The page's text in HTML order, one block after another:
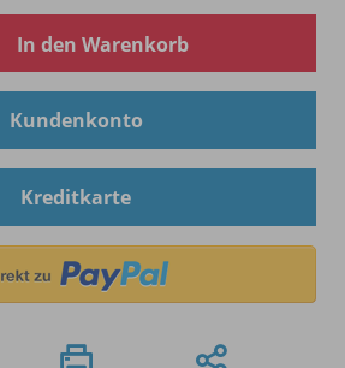
In den Warenkorb
Kundenkonto
Kreditkarte